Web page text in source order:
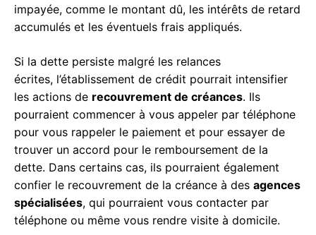
impayée, comme le montant dû, les intérêts de retard
accumulés et les éventuels frais appliqués.
Si la dette persiste malgré les relances
écrites, l’établissement de crédit pourrait intensifier
les actions de recouvrement de créances. Ils
pourraient commencer à vous appeler par téléphone
pour vous rappeler le paiement et pour essayer de
trouver un accord pour le remboursement de la
dette. Dans certains cas, ils pourraient également
confier le recouvrement de la créance à des agences
spécialisées, qui pourraient vous contacter par
téléphone ou même vous rendre visite à domicile.